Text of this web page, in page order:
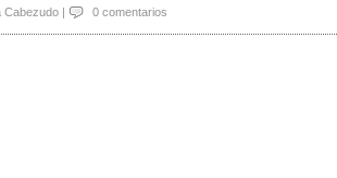
Cabezudo | 0 comentarios